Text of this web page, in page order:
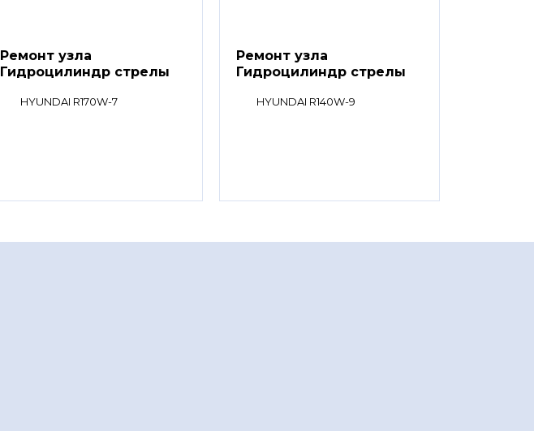
Ремонт узла
Гидроцилиндр стрелы
HYUNDAI R170W-7
Ремонт узла
Гидроцилиндр стрелы
HYUNDAI R140W-9